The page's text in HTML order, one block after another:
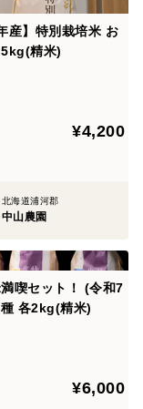
産】特別栽培米 お
精米)
¥4,200
北海道浦河郡
中山農園
喫セット！ (令和7
各2kg(精米)
¥6,000